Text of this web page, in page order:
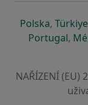
Polskase
, Türkiye
Portugalse
,
NAŘÍZENÍ (EU)